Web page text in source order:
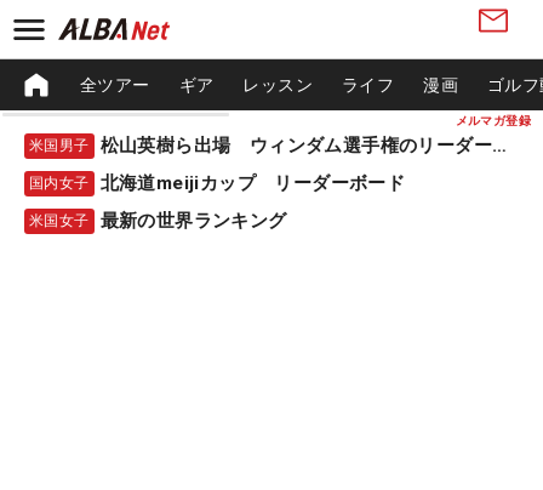
メルマガ登録
全ツアー ギア レッスン ライフ 漫画 ゴル
米国男子 松山英樹ら出場 ウィンダム選手権のリーダーボード
国内女子 北海道meijiカップ リーダーボード
米国女子 最新の世界ランキング